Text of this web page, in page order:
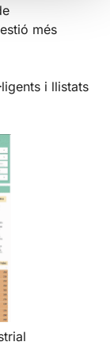
més
i llistats